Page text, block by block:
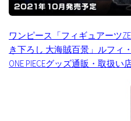
ワンピース「フィギュアーツ
き下ろし 大海賊百景」ルフィ
ONE PIECEグッズ通販・取扱い